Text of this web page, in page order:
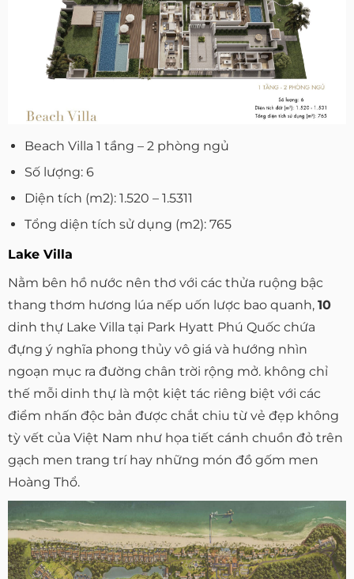
Beach Villa 1 tầng – 2 phòng ngủ
Số lượng: 6
Diện tích (m2): 1.520 – 1.5311
Tổng diện tích sử dụng (m2): 765
Lake Villa
Nằm bên hồ nước nên thơ với các thửa ruộng bậc
thang thơm hương lúa nếp uốn lược bao quanh, 10
dinh thự Lake Villa tại Park Hyatt Phú Quốc chứa
đựng ý nghĩa phong thủy vô giá và hướng nhìn
ngoạn mục ra đường chân trời rộng mở. không chỉ
thế mỗi dinh thự là một kiệt tác riêng biệt với các
điểm nhấn độc bản được chắt chiu từ vẻ đẹp không
tỳ vết của Việt Nam như họa tiết cánh chuồn đỏ trên
gạch men trang trí hay những món đồ gốm men
Hoàng Thổ.